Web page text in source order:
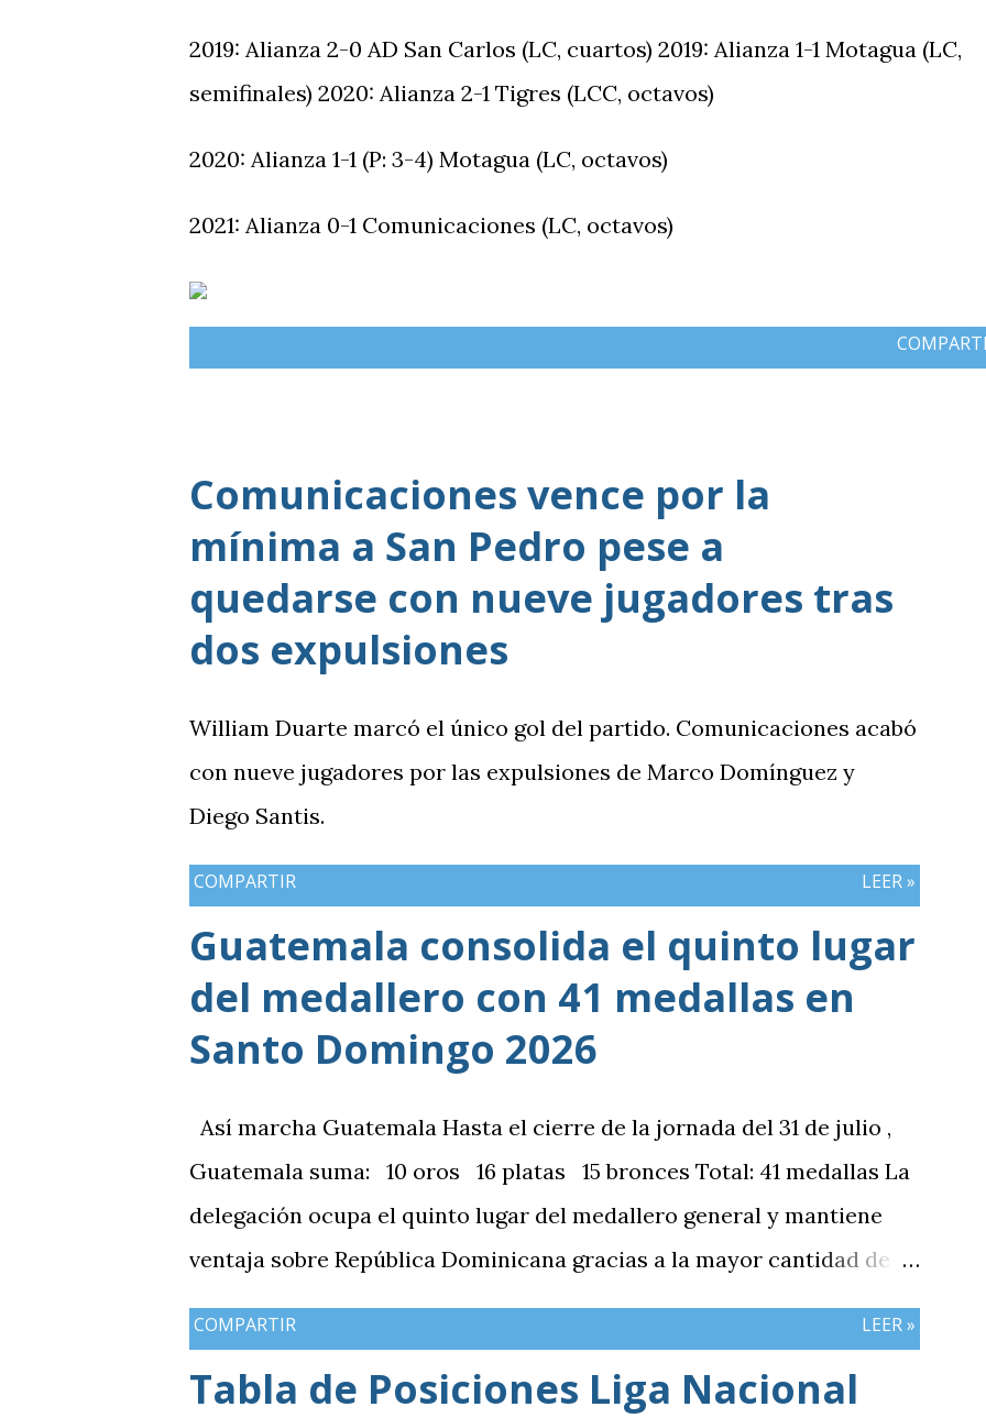
2019: Alianza 2-0 AD San Carlos (LC, cuartos) 2019: Alianza 1-1 Motagua (LC,
semifinales) 2020: Alianza 2-1 Tigres (LCC, octavos)
2020: Alianza 1-1 (P: 3-4) Motagua (LC, octavos)
2021: Alianza 0-1 Comunicaciones (LC, octavos)
Comunicaciones vence por la
mínima a San Pedro pese a
quedarse con nueve jugadores tras
dos expulsiones
William Duarte marcó el único gol del partido. Comunicaciones acabó
con nueve jugadores por las expulsiones de Marco Domínguez y
Diego Santis.
COMPARTIR LEER »
Guatemala consolida el quinto lugar
del medallero con 41 medallas en
Santo Domingo 2026
Así marcha Guatemala Hasta el cierre de la jornada del 31 de julio ,
Guatemala suma: 10 oros 16 platas 15 bronces Total: 41 medallas La
delegación ocupa el quinto lugar del medallero general y mantiene
ventaja sobre República Dominicana gracias a la mayor cantidad de
medallas de plata, aunque ambos países registran el mismo número
de oros (10).
COMPARTIR LEER »
Tabla de Posiciones Liga Nacional